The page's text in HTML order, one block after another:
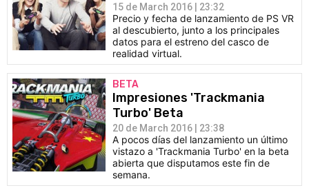
15 de March 2016 | 23:32
Precio y fecha de lanzamiento de PS VR
al descubierto, junto a los principales
datos para el estreno del casco de
realidad virtual.
BETA
Impresiones 'Trackmania
Turbo' Beta
20 de March 2016 | 23:38
A pocos días del lanzamiento un último
vistazo a 'Trackmania Turbo' en la beta
abierta que disputamos este fin de
semana.